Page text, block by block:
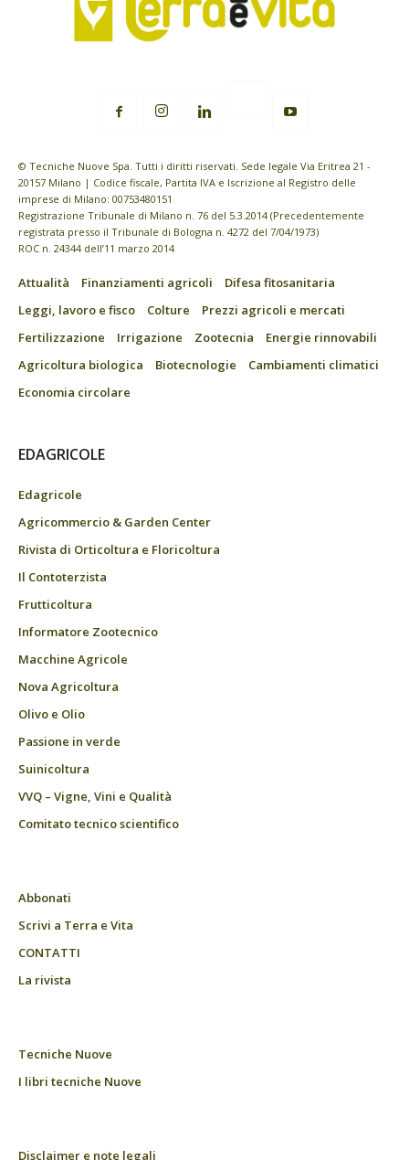
© Tecniche Nuove Spa. Tutti i diritti riservati. Sede legale Via Eritrea 21 -
20157 Milano | Codice fiscale, Partita IVA e Iscrizione al Registro delle
imprese di Milano: 00753480151
Registrazione Tribunale di Milano n. 76 del 5.3.2014 (Precedentemente
registrata presso il Tribunale di Bologna n. 4272 del 7/04/1973)
ROC n. 24344 dell’11 marzo 2014
Attualità Finanziamenti agricoli
Difesa fitosanitaria
Leggi, lavoro e fisco
Colture
Prezzi agricoli e mercati
Fertilizzazione
Irrigazione Zootecnia
Energie rinnovabili
Agricoltura biologica
Biotecnologie
Cambiamenti climatici
Economia circolare
EDAGRICOLE
Edagricole
Agricommercio & Garden Center
Rivista di Orticoltura e Floricoltura
Il Contoterzista
Frutticoltura
Informatore Zootecnico
Macchine Agricole
Nova Agricoltura
Olivo e Olio
Passione in verde
Suinicoltura
VVQ – Vigne, Vini e Qualità
Comitato tecnico scientifico
Abbonati
Scrivi a Terra e Vita
CONTATTI
La rivista
Tecniche Nuove
I libri tecniche Nuove
Disclaimer e note legali